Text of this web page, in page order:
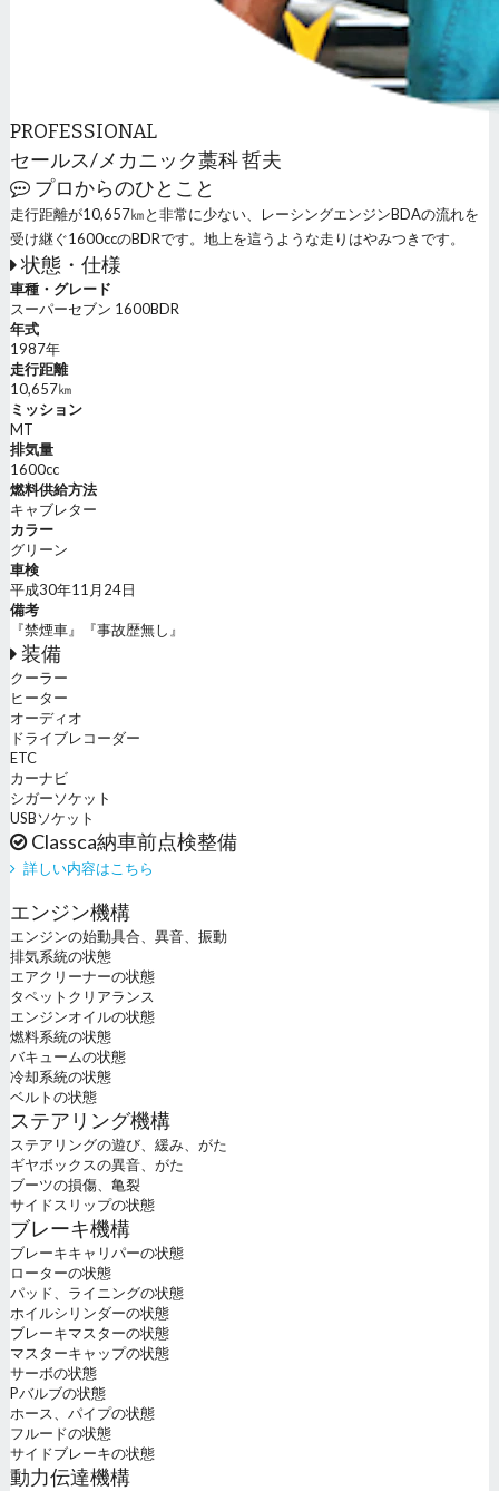
PROFESSIONAL
セールス/メカニック藁科 哲夫
プロからのひとこと
走行距離が10,657㎞と非常に少ない、レーシングエンジンBDAの流れを
受け継ぐ1600ccのBDRです。地上を這うような走りはやみつきです。
状態・仕様
車種・グレード
スーパーセブン 1600BDR
年式
1987年
走行距離
10,657㎞
ミッション
MT
排気量
1600cc
燃料供給方法
キャブレター
カラー
グリーン
車検
平成30年11月24日
備考
『禁煙車』『事故歴無し』
装備
クーラー
ヒーター
オーディオ
ドライブレコーダー
ETC
カーナビ
シガーソケット
USBソケット
Classca納車前点検整備
詳しい内容はこちら
エンジン機構
エンジンの始動具合、異音、振動
排気系統の状態
エアクリーナーの状態
タペットクリアランス
エンジンオイルの状態
燃料系統の状態
バキュームの状態
冷却系統の状態
ベルトの状態
ステアリング機構
ステアリングの遊び、緩み、がた
ギヤボックスの異音、がた
ブーツの損傷、亀裂
サイドスリップの状態
ブレーキ機構
ブレーキキャリパーの状態
ローターの状態
パッド、ライニングの状態
ホイルシリンダーの状態
ブレーキマスターの状態
マスターキャップの状態
サーボの状態
Pバルブの状態
ホース、パイプの状態
フルードの状態
サイドブレーキの状態
動力伝達機構